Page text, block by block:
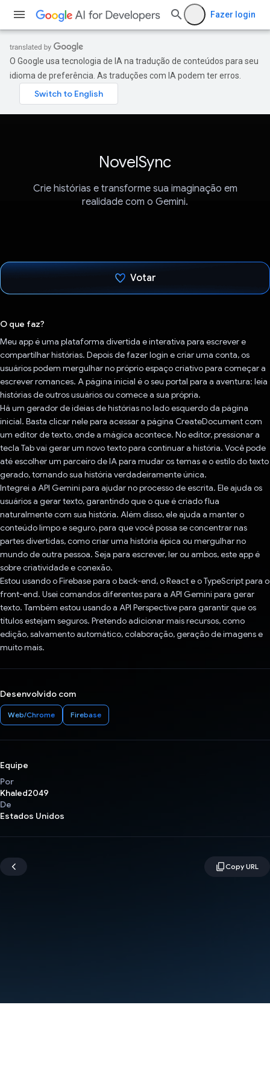
Fazer login
O Google usa tecnologia de IA na tradução de conteúdos para seu
idioma de preferência. As traduções com IA podem ter erros.
NovelSync
Crie histórias e transforme sua imaginação em
realidade com o Gemini.
Votar
O que faz?
Meu app é uma plataforma divertida e interativa para escrever e
compartilhar histórias. Depois de fazer login e criar uma conta, os
usuários podem mergulhar no próprio espaço criativo para começar a
escrever romances. A página inicial é o seu portal para a aventura: leia
histórias de outros usuários ou comece a sua própria.
Há um gerador de ideias de histórias no lado esquerdo da página
inicial. Basta clicar nele para acessar a página CreateDocument com
um editor de texto, onde a mágica acontece. No editor, pressionar a
tecla Tab vai gerar um novo texto para continuar a história. Você pode
até escolher um parceiro de IA para mudar os temas e o estilo do texto
gerado, tornando sua história verdadeiramente única.
Integrei a API Gemini para ajudar no processo de escrita. Ele ajuda os
usuários a gerar texto, garantindo que o que é criado flua
naturalmente com sua história. Além disso, ele ajuda a manter o
conteúdo limpo e seguro, para que você possa se concentrar nas
partes divertidas, como criar uma história épica ou mergulhar no
mundo de outra pessoa. Seja para escrever, ler ou ambos, este app é
sobre criatividade e conexão.
Estou usando o Firebase para o back-end, o React e o TypeScript para o
front-end. Usei comandos diferentes para a API Gemini para gerar
texto. Também estou usando a API Perspective para garantir que os
títulos estejam seguros. Pretendo adicionar mais recursos, como
edição, salvamento automático, colaboração, geração de imagens e
muito mais.
Desenvolvido com
Web/Chrome Firebase
Equipe
Por
Khaled2049
De
Estados Unidos